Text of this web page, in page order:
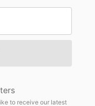
ด้รับการขัดเกลา
ย แผงตกแต่ง
ออกมาเป็นรูปทรง
ขั้นตอนก่อนหน้า
ทธิภาพ?" เพื่อ
งาน Edge AI
วชาญด้านการติด
รฐานขนาด 19 นิ้ว
to receive our latest